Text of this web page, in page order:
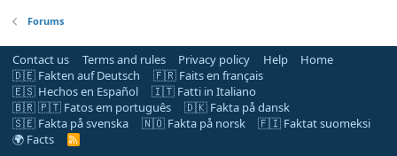
Forums
Contact us Terms and rules Privacy policy Help
Home
🇩🇪 Fakten auf Deutsch
🇫🇷 Faits en français
🇪🇸 Hechos en Español
🇮🇹 Fatti in Italiano
🇧🇷 🇵🇹 Fatos em português
🇩🇰 Fakta på dansk
🇸🇪 Fakta på svenska
🇳🇴 Fakta på norsk
🇫🇮 Faktat suomeksi
🌍 Facts
R